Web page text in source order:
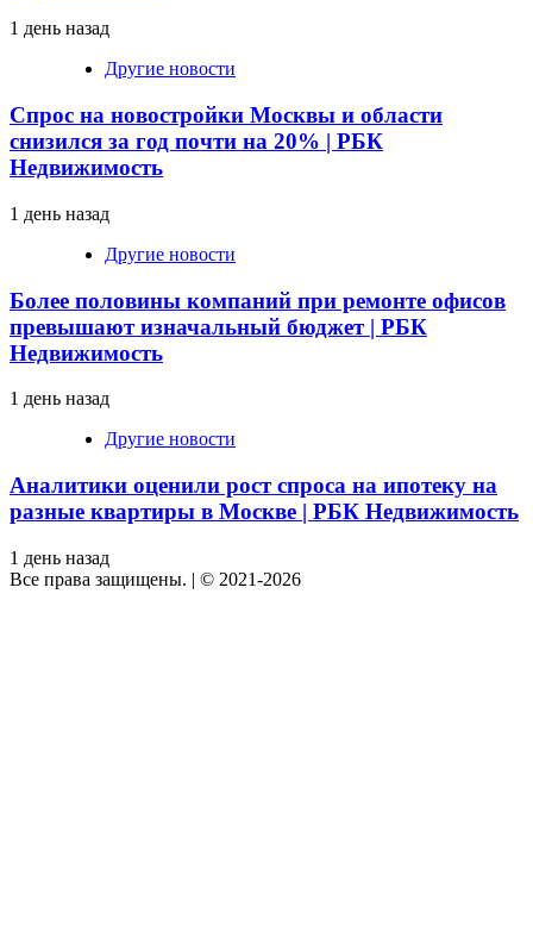
1 день назад
Другие новости
Спрос на новостройки Москвы и области
снизился за год почти на 20% | РБК
Недвижимость
1 день назад
Другие новости
Более половины компаний при ремонте офисов
превышают изначальный бюджет | РБК
Недвижимость
1 день назад
Другие новости
Аналитики оценили рост спроса на ипотеку на
разные квартиры в Москве | РБК Недвижимость
1 день назад
Все права защищены. | © 2021-2026